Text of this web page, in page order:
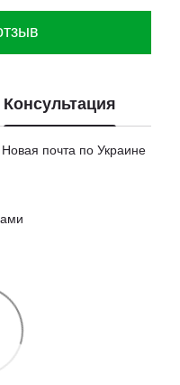
Консультация
почта по Украине